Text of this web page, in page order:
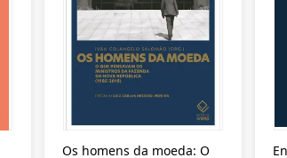
Os homens da moeda: O